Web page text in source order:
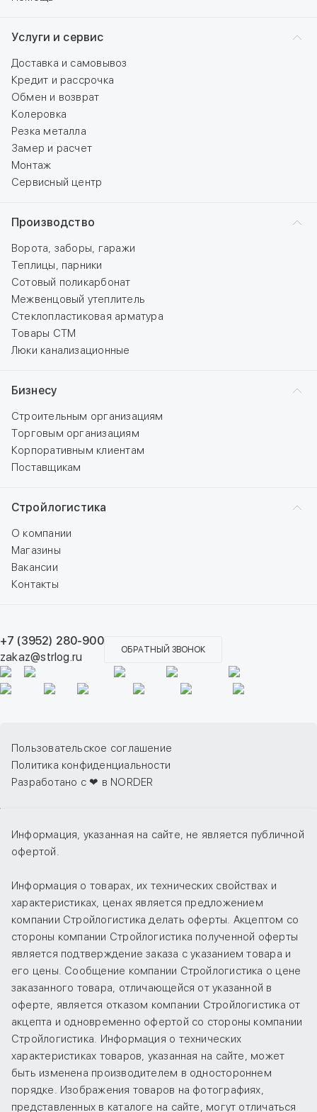
Услуги и сервис
Доставка и самовывоз
Кредит и рассрочка
Обмен и возврат
Колеровка
Резка металла
Замер и расчет
Монтаж
Сервисный центр
Производство
Ворота, заборы, гаражи
Теплицы, парники
Сотовый поликарбонат
Межвенцовый утеплитель
Стеклопластиковая арматура
Товары СТМ
Люки канализационные
Бизнесу
Строительным организациям
Торговым организациям
Корпоративным клиентам
Поставщикам
Стройлогистика
О компании
Магазины
Вакансии
Контакты
+7 (3952) 280-900
zakaz@strlog.ru
ОБРАТНЫЙ ЗВОНОК
Пользовательское соглашение
Политика конфиденциальности
Разработано с ❤ в NORDER
Информация, указанная на сайте, не является публичной
офертой.
Информация о товарах, их технических свойствах и
характеристиках, ценах является предложением
компании Стройлогистика делать оферты. Акцептом со
стороны компании Стройлогистика полученной оферты
является подтверждение заказа с указанием товара и
его цены. Сообщение компании Стройлогистика о цене
заказанного товара, отличающейся от указанной в
оферте, является отказом компании Стройлогистика от
акцепта и одновременно офертой со стороны компании
Стройлогистика. Информация о технических
характеристиках товаров, указанная на сайте, может
быть изменена производителем в одностороннем
порядке. Изображения товаров на фотографиях,
представленных в каталоге на сайте, могут отличаться